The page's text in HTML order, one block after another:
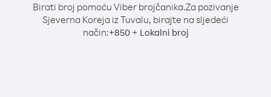
Birati broj pomoću Viber brojčanika.Za pozivanje
Sjeverna Koreja iz Tuvalu, birajte na sljedeći
način:+850+ Lokalni broj